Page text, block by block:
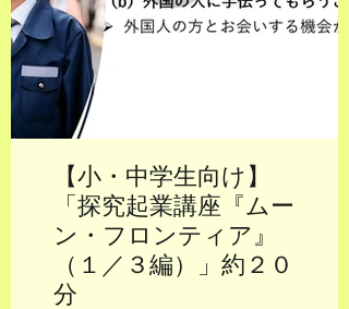
【小・中学生向け】
「探究起業講座『ムー
ン・フロンティア』
（１／３編）」約２０
分